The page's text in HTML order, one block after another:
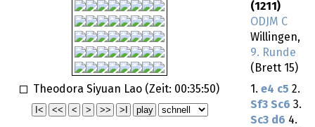
Theodora Siyuan Lao (Zeit: 00:35:50)
(1211)
ODJM C
Willingen,
9. Runde
(Brett 15)
1. e4 c5 2.
Sf3 Sc6 3.
Sc3 d6 4.